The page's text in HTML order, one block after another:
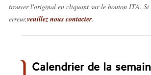
trouver l'original en cliquant sur le bouton ITA. Si
erreur,veuillez nous contacter.
Calendrier de la